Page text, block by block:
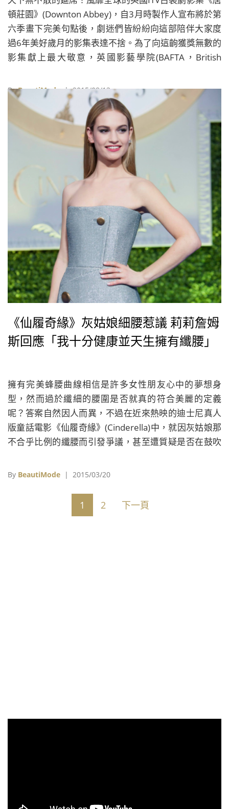
頓莊園》(Downton Abbey)，自3月時製作人宣布將於第
六季畫下完美句點後，劇迷們皆紛紛向這部陪伴大家度
過6年美好歲月的影集表達不捨。為了向這齣獲獎無數的
影集獻上最大敬意，英國影藝學院(BAFTA，British
特別貢獻獎以表彰演員與幕後劇組人員們的努力，11日
更選在倫敦舉辦一場風光又耀眼的頒獎典禮。
ByBeautiMode| 2015/08/13
《仙履奇緣》灰姑娘細腰惹議 莉莉詹姆
斯回應「我十分健康並天生擁有纖腰」
擁有完美蜂腰曲線相信是許多女性朋友心中的夢想身
型，然而過於纖細的腰圍是否就真的符合美麗的定義
呢？答案自然因人而異，不過在近來熱映的迪士尼真人
版童話電影《仙履奇緣》(Cinderella)中，就因灰姑娘那
不合乎比例的纖腰而引發爭議，甚至遭質疑是否在鼓吹
By BeautiMode | 2015/03/20
1 2 下一頁